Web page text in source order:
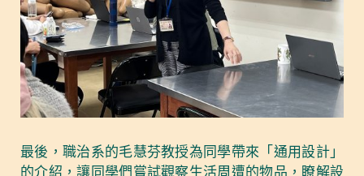
最後，職治系的毛慧芬教授為同學帶來「通用設計」
的介紹，讓同學們嘗試觀察生活周遭的物品，瞭解設